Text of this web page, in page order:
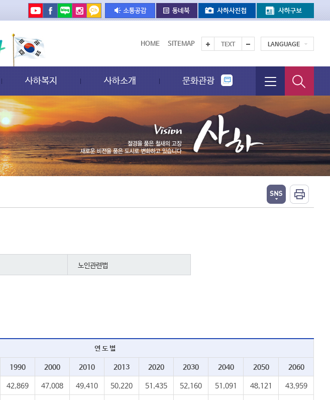
HOME SITEMAP TEXT LANGUAGE
사하복지 사하소개 문화관광
노인관련법
연 도 별
1990 2000 2010 2013 2020 2030 2040 2050 2060
42,869 47,008 49,410 50,220 51,435 52,160 51,091 48,121 43,959